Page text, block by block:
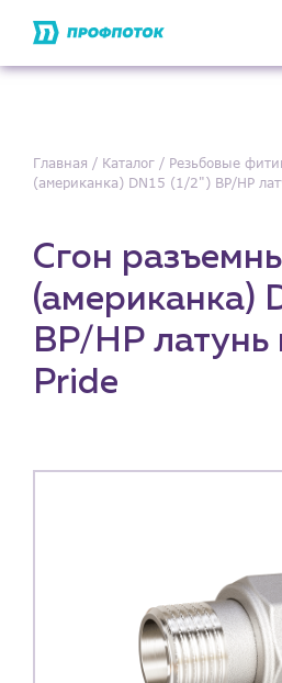
Главная Каталог Резьбовые
(американка) DN15 (1/2") ВР/НР
Сгон
(американка)
ВР/НР латунь
Pride